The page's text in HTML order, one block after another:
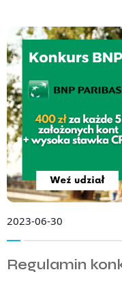
2023-06-30
Regulamin